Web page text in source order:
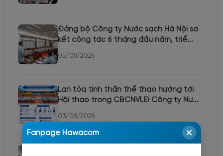
Đảng bộ Công ty Nước sạch Hà Nội sơ
kết công tác 6 tháng đầu năm, triể...
05/08/2026
Lan tỏa tinh thần thể thao hướng tới
Hội thao trong CBCNVLĐ Công ty Nư...
03/08/2026
Fanpage Hawacom